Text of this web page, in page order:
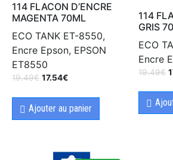
114 FLACON D’ENCRE
MAGENTA 70ML
ECO TANK ET-8550,
Encre Epson, EPSON
ET8550
19.49€ 17.54€
Ajouter au panier
114
GRIS
ECO
Encre
19.49€